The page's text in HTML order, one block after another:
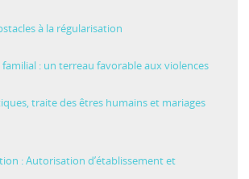
à la régularisation
: un terreau favorable aux violences
traite des êtres humains et mariages
: Autorisation d’établissement et